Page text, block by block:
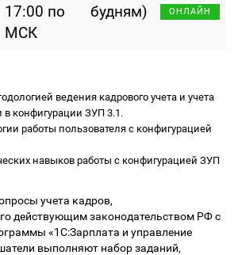
17:00 по
МСК
будням)
ОНЛАЙН
ведения кадрового учета и учета
в конфигурации ЗУП 3.1.
работы пользователя с конфигурацией
навыков работы с конфигурацией ЗУП
учета кадров,
действующим законодательством РФ с
«1С:Зарплата и управление
выполняют набор заданий,